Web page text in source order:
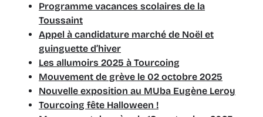
Programme vacances scolaires de la
Toussaint
Appel à candidature marché de Noël et
guinguette d’hiver
Les allumoirs 2025 à Tourcoing
Mouvement de grève le 02 octobre 2025
Nouvelle exposition au MUba Eugène Leroy
Tourcoing fête Halloween !